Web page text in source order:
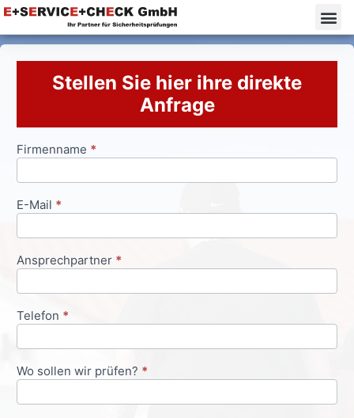
Stellen Sie hier ihre direkte
Anfrage
Anfrageformular
Firmenname *
E-Mail *
Ansprechpartner *
Telefon *
Wo sollen wir prüfen? *